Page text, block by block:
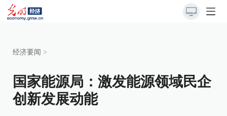
经济要闻 >
国家能源局：激发能源领域民企
创新发展动能